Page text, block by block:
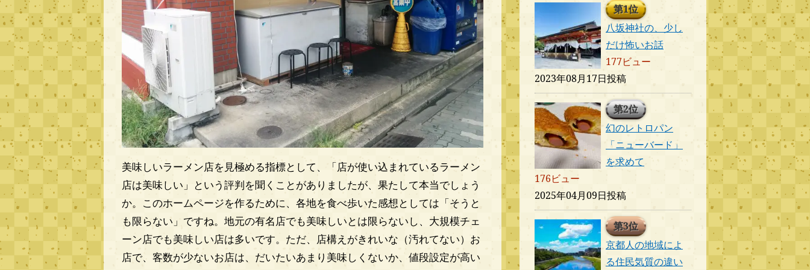
美味しいラーメン店を見極める指標として、「店が使い込まれているラーメン
店は美味しい」という評判を聞くことがありましたが、果たして本当でしょう
か。このホームページを作るために、各地を食べ歩いた感想としては「そうと
も限らない」ですね。地元の有名店でも美味しいとは限らないし、大規模チェ
ーン店でも美味しい店は多いです。ただ、店構えがきれいな（汚れてない）お
店で、客数が少ないお店は、だいたいあまり美味しくないか、値段設定が高い
第1位
八坂神社の、少し
だけ怖いお話
177ビュー
2023年08月17日投稿
第2位
幻のレトロパン
「ニューバード」
を求めて
176ビュー
2025年04月09日投稿
第3位
京都人の地域によ
る住民気質の違い